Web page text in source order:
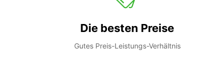
Die besten Preise
Gutes Preis-Leistungs-Verhältnis